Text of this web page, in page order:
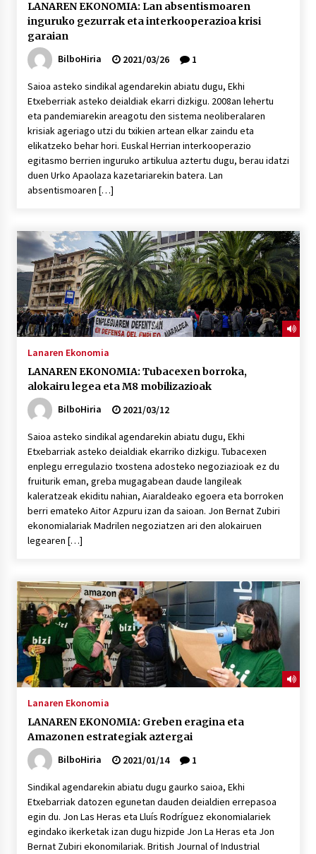
LANAREN EKONOMIA: Lan absentismoaren
inguruko gezurrak eta interkooperazioa krisi
garaian
BilboHiria
2021/03/26 1
Saioa asteko sindikal agendarekin abiatu dugu, Ekhi
Etxeberriak asteko deialdiak ekarri dizkigu. 2008an lehertu
eta pandemiarekin areagotu den sistema neoliberalaren
krisiak ageriago utzi du txikien artean elkar zaindu eta
elikatzeko behar hori. Euskal Herrian interkooperazio
egitasmo berrien inguruko artikulua aztertu dugu, berau idatzi
duen Urko Apaolaza kazetariarekin batera. Lan
absentismoaren […]
Lanaren Ekonomia
LANAREN EKONOMIA: Tubacexen borroka,
alokairu legea eta M8 mobilizazioak
BilboHiria
2021/03/12
Saioa asteko sindikal agendarekin abiatu dugu, Ekhi
Etxebarriak asteko deialdiak ekarriko dizkigu. Tubacexen
enplegu erregulazio txostena adosteko negoziazioak ez du
fruiturik eman, greba mugagabean daude langileak
kaleratzeak ekiditu nahian, Aiaraldeako egoera eta borroken
berri emateko Aitor Azpuru izan da saioan. Jon Bernat Zubiri
ekonomialariak Madrilen negoziatzen ari den alokairuen
legearen […]
Lanaren Ekonomia
LANAREN EKONOMIA: Greben eragina eta
Amazonen estrategiak aztergai
BilboHiria
2021/01/14 1
Sindikal agendarekin abiatu dugu gaurko saioa, Ekhi
Etxebarriak datozen egunetan dauden deialdien errepasoa
egin du. Jon Las Heras eta Lluís Rodríguez ekonomialariek
egindako ikerketak izan dugu hizpide Jon La Heras eta Jon
Bernat Zubiri ekonomilariak. British Journal of Industrial